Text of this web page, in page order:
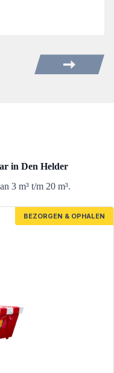
in Den Helder
3 m³ t/m 20 m³.
BEZORGEN & OPHALEN